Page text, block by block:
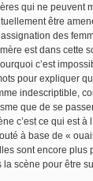
qui ne peuvent
être
des
est dans cette
c’est
pour expliquer
indescriptible,
que de se
c’est ce qui est à
à base de «
sont encore plus
scène pour être